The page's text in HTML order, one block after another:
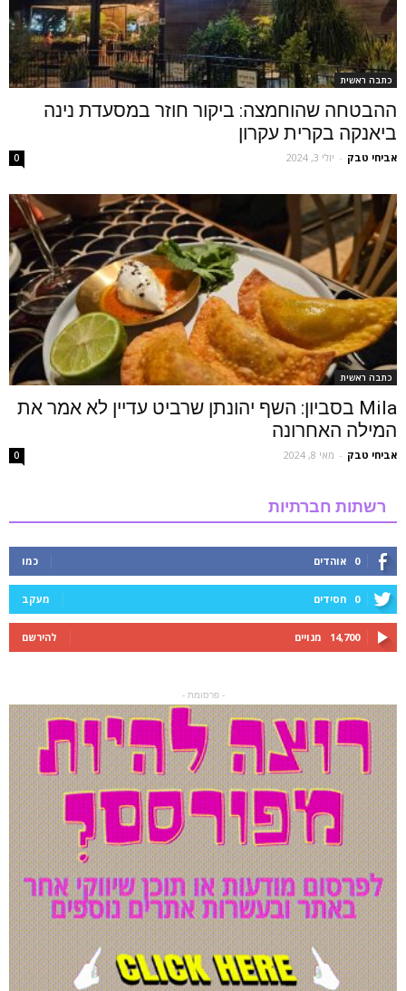
כתבה ראשית
ההבטחה שהוחמצה: ביקור חוזר במסעדת נינה
ביאנקה בקרית עקרון
אביחי טבק - יולי 3, 2024 0
כתבה ראשית
Mila בסביון: השף יהונתן שרביט עדיין לא אמר את
המילה האחרונה
אביחי טבק - מאי 8, 2024 0
רשתות חברתיות
0 אוהדים כמו
0 חסידים מעקב
14,700 מנויים להירשם
- פרסומת -